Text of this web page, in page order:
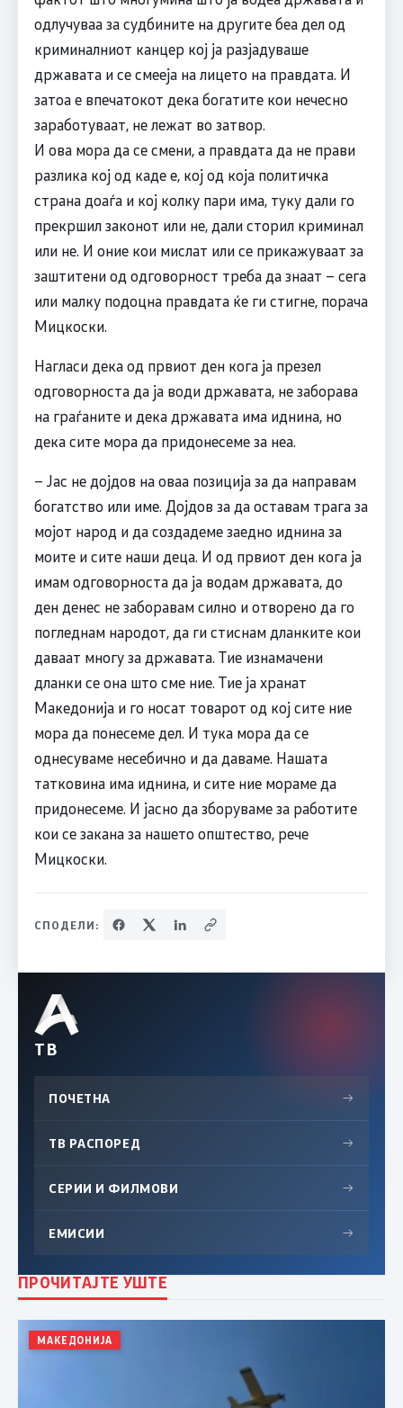
одлучуваа за судбините на другите беа дел од
криминалниот канцер кој ја разјадуваше
државата и се смееја на лицето на правдата. И
затоа е впечатокот дека богатите кои нечесно
заработуваат, не лежат во затвор.
И ова мора да се смени, а правдата да не прави
разлика кој од каде е, кој од која политичка
страна доаѓа и кој колку пари има, туку дали го
прекршил законот или не, дали сторил криминал
или не. И оние кои мислат или се прикажуваат за
заштитени од одговорност треба да знаат – сега
или малку подоцна правдата ќе ги стигне, порача
Мицкоски.
Нагласи дека од првиот ден кога ја презел
одговорноста да ја води државата, не заборава
на граѓаните и дека државата има иднина, но
дека сите мора да придонесеме за неа.
– Јас не дојдов на оваа позиција за да направам
богатство или име. Дојдов за да оставам трага за
мојот народ и да создадеме заедно иднина за
моите и сите наши деца. И од првиот ден кога ја
имам одговорноста да ја водам државата, до
ден денес не заборавам силно и отворено да го
погледнам народот, да ги стиснам дланките кои
даваат многу за државата. Тие изнамачени
дланки се она што сме ние. Тие ја хранат
Македонија и го носат товарот од кој сите ние
мора да понесеме дел. И тука мора да се
однесуваме несебично и да даваме. Нашата
татковина има иднина, и сите ние мораме да
придонесеме. И јасно да зборуваме за работите
кои се закана за нашето општество, рече
Мицкоски.
СПОДЕЛИ:
ТВ
ПОЧЕТНА →
ТВ РАСПОРЕД →
СЕРИИ И ФИЛМОВИ →
ЕМИСИИ →
ПРОЧИТАЈТЕ УШТЕ
МАКЕДОНИЈА